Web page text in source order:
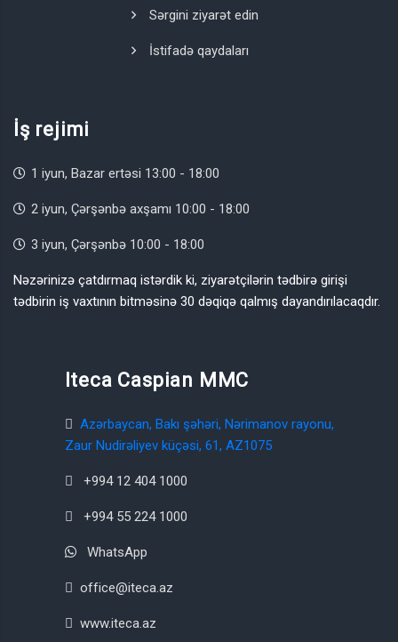
Sərgini ziyarət edin
İstifadə qaydaları
İş rejimi
1 iyun, Bazar ertəsi 13:00 - 18:00
2 iyun, Çərşənbə axşamı 10:00 - 18:00
3 iyun, Çərşənbə 10:00 - 18:00
Nəzərinizə çatdırmaq istərdik ki, ziyarətçilərin tədbirə girişi
tədbirin iş vaxtının bitməsinə 30 dəqiqə qalmış dayandırılacaqdır.
Iteca Caspian MMC
Azərbaycan, Bakı şəhəri, Nərimanov rayonu,
Zaur Nudirəliyev küçəsi, 61, AZ1075
+994 12 404 1000
+994 55 224 1000
WhatsApp
office@iteca.az
www.iteca.az